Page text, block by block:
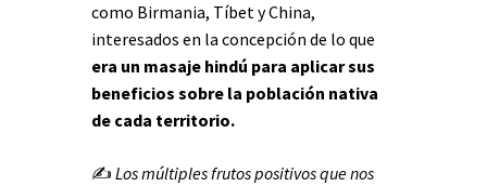
como Birmania, Tíbet y China,
interesados en la concepción de lo que
era un masaje hindú para aplicar sus
beneficios sobre la población nativa
de cada territorio.
✍ Los múltiples frutos positivos que nos